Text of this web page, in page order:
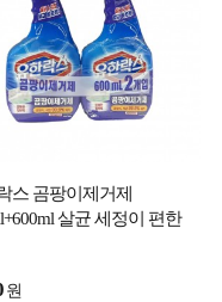
스 곰팡이제거제
살균 세정이 편한
원